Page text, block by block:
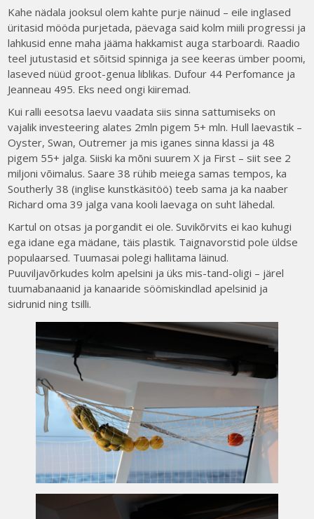
Kahe nädala jooksul olem kahte purje näinud – eile inglased
üritasid mööda purjetada, päevaga said kolm miili progressi ja
lahkusid enne maha jääma hakkamist auga starboardi. Raadio
teel jutustasid et sõitsid spinniga ja see keeras ümber poomi,
laseved nüüd groot-genua liblikas. Dufour 44 Perfomance ja
Jeanneau 495. Eks need ongi kiiremad.
Kui ralli eesotsa laevu vaadata siis sinna sattumiseks on
vajalik investeering alates 2mln pigem 5+ mln. Hull laevastik –
Oyster, Swan, Outremer ja mis iganes sinna klassi ja 48
pigem 55+ jalga. Siiski ka mõni suurem X ja First – siit see 2
miljoni võimalus. Saare 38 rühib meiega samas tempos, ka
Southerly 38 (inglise kunstkäsitöö) teeb sama ja ka naaber
Richard oma 39 jalga vana kooli laevaga on suht lähedal.
Kartul on otsas ja porgandit ei ole. Suvikõrvits ei kao kuhugi
ega idane ega mädane, täis plastik. Taignavorstid pole üldse
populaarsed. Tuumasai polegi hallitama läinud.
Puuviljavõrkudes kolm apelsini ja üks mis-tand-oligi – järel
tuumabanaanid ja kanaaride söömiskindlad apelsinid ja
sidrunid ning tsilli.